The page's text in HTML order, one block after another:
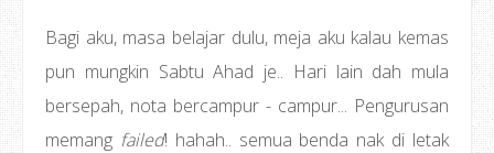
Bagi aku, masa belajar dulu, meja aku kalau kemas
pun mungkin Sabtu Ahad je.. Hari lain dah mula
bersepah, nota bercampur - campur... Pengurusan
memang failed! hahah.. semua benda nak di letak